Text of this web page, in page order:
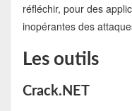
réfléchir, pour des
inopérantes des
Les outils
Crack.NET